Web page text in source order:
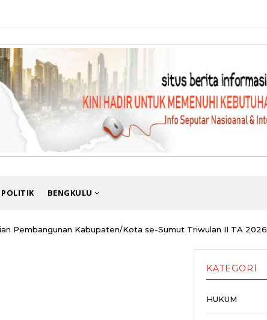
POLITIK BENGKULU
Pembangunan Kabupaten/Kota se-Sumut Triwulan II TA 2026
KATEGORI
HUKUM